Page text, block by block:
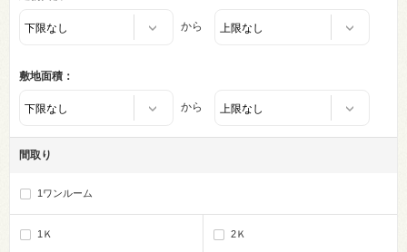
から
敷地面積：
から
間取り
1ワンルーム
1Ｋ 2Ｋ